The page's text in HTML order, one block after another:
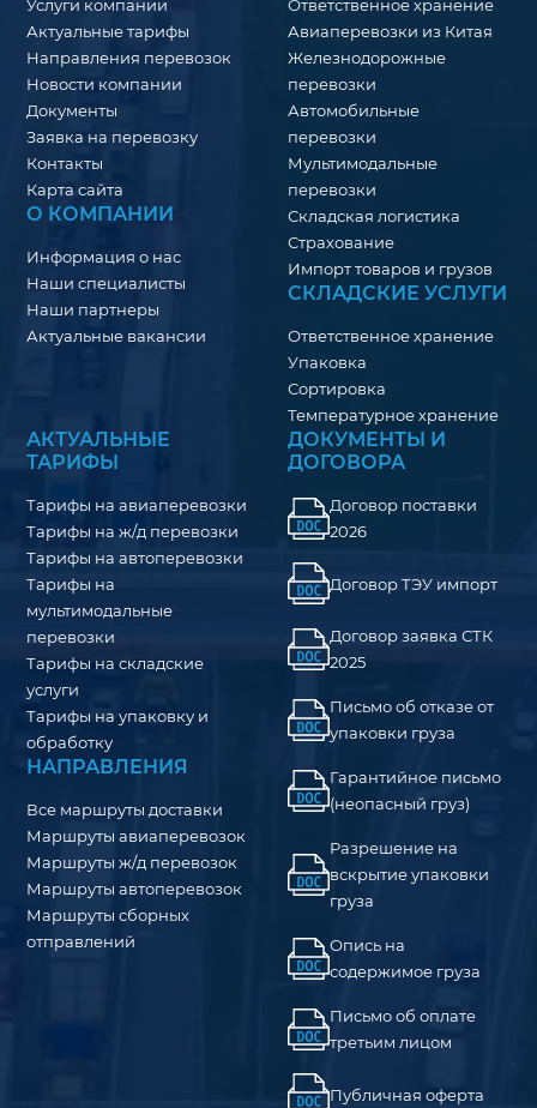
Услуги компании
Актуальные тарифы
Направления перевозок
Новости компании
Документы
Заявка на перевозку
Контакты
Карта сайта
О КОМПАНИИ
Информация о нас
Наши специалисты
Наши партнеры
Актуальные вакансии
Ответственное хранение
Авиаперевозки из Китая
Железнодорожные
перевозки
Автомобильные
перевозки
Мультимодальные
перевозки
Складская логистика
Страхование
Импорт товаров и грузов
СКЛАДСКИЕ УСЛУГИ
Ответственное хранение
Упаковка
Сортировка
Температурное хранение
АКТУАЛЬНЫЕ
ТАРИФЫ
Тарифы на авиаперевозки
Тарифы на ж/д перевозки
Тарифы на автоперевозки
Тарифы на
мультимодальные
перевозки
Тарифы на складские
услуги
Тарифы на упаковку и
обработку
НАПРАВЛЕНИЯ
Все маршруты доставки
Маршруты авиаперевозок
Маршруты ж/д перевозок
Маршруты автоперевозок
Маршруты сборных
отправлений
ДОКУМЕНТЫ И
ДОГОВОРА
Договор поставки
2026
Договор ТЭУ импорт
Договор заявка СТК
2025
Письмо об отказе от
упаковки груза
Гарантийное письмо
(неопасный груз)
Разрешение на
вскрытие упаковки
груза
Опись на
содержимое груза
Письмо об оплате
третьим лицом
Публичная оферта